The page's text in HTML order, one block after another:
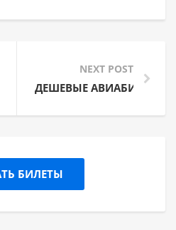
РИГИ И ВИЛЬНЮСА
NEXT POST
ДЕШЕВЫЕ АВИАБИЛЕТЫ
БИЛЕТЫ